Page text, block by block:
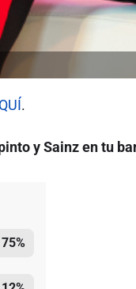
.
y Sainz en tu
75%